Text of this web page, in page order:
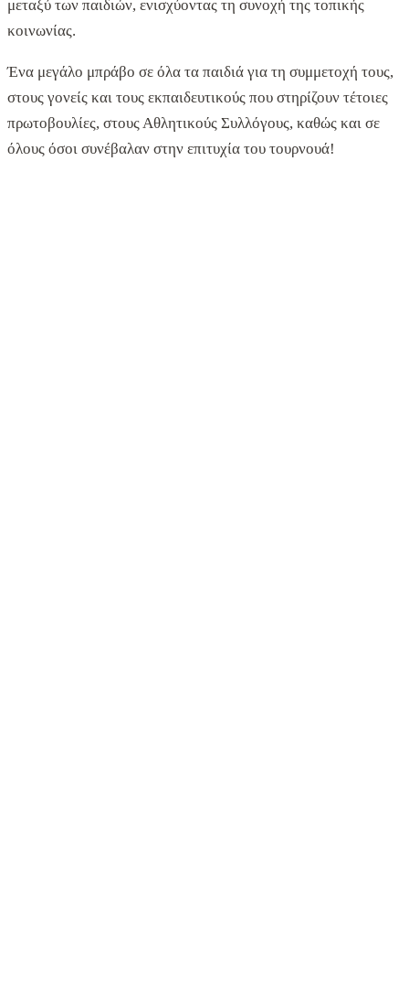
μεταξύ των παιδιών, ενισχύοντας τη συνοχή της τοπικής
κοινωνίας.
Ένα μεγάλο μπράβο σε όλα τα παιδιά για τη συμμετοχή τους,
στους γονείς και τους εκπαιδευτικούς που στηρίζουν τέτοιες
πρωτοβουλίες, στους Αθλητικούς Συλλόγους, καθώς και σε
όλους όσοι συνέβαλαν στην επιτυχία του τουρνουά!